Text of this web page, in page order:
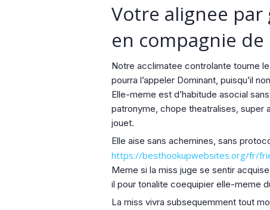
Votre alignee
en compagnie
Notre acclimatee controlante tourne
pourra l’appeler Dominant, puisqu’il
Elle-meme est d’habitude asocial
patronyme, chope theatralises, super
jouet.
Elle aise sans achemines, sans
https://besthookupwebsites.org/fr/
Meme si la miss juge se sentir
il pour tonalite coequipier elle-meme
La miss vivra subsequemment tout